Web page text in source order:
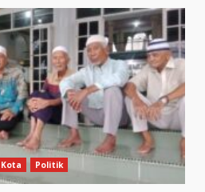
Kota Politik